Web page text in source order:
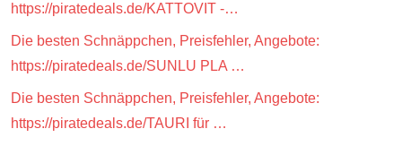
https://piratedeals.de/KATTOVIT -…
Die besten Schnäppchen, Preisfehler, Angebote:
https://piratedeals.de/SUNLU PLA …
Die besten Schnäppchen, Preisfehler, Angebote:
https://piratedeals.de/TAURI für …